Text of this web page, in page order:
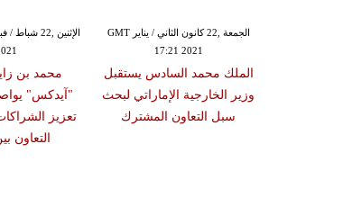
محمد بن
"آيدكس"
تعزيز
التعاون
الجمعة ,22 كانون الثاني / يناير GMT
17:21 2021
الملك محمد السادس يستقبل
وزير الخارجية الإماراتي لبحث
سبل التعاون المشترك